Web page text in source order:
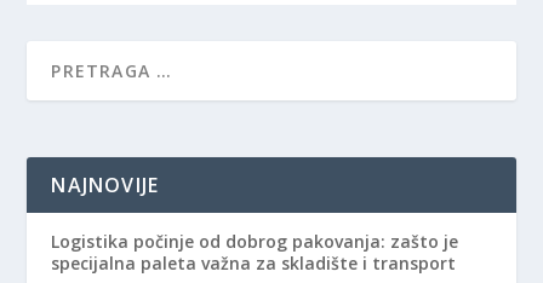
NAJNOVIJE
Logistika počinje od dobrog pakovanja: zašto je
specijalna paleta važna za skladište i transport